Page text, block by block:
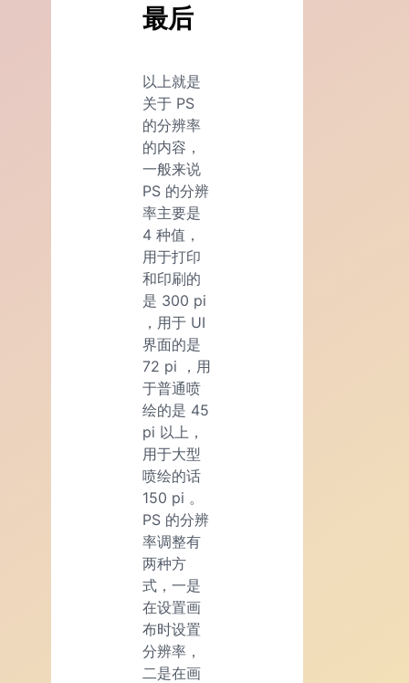
最后
以上就是
关于 PS
的分辨率
的内容，
一般来说
PS 的分辨
率主要是
4 种值，
用于打印
和印刷的
是 300 pi
，用于 UI
界面的是
72 pi ，用
于普通喷
绘的是 45
pi 以上，
用于大型
喷绘的话
150 pi 。
PS 的分辨
率调整有
两种方
式，一是
在设置画
布时设置
分辨率，
二是在画